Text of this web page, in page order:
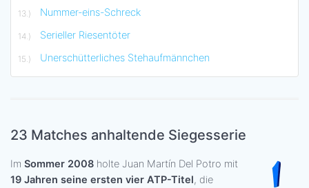
Nummer-eins-Schreck
Serieller Riesentöter
Unerschütterliches Stehaufmännchen
23 Matches anhaltende Siegesserie
Im Sommer 2008 holte Juan Martín Del Potro mit
19 Jahren seine ersten vier ATP-Titel, die